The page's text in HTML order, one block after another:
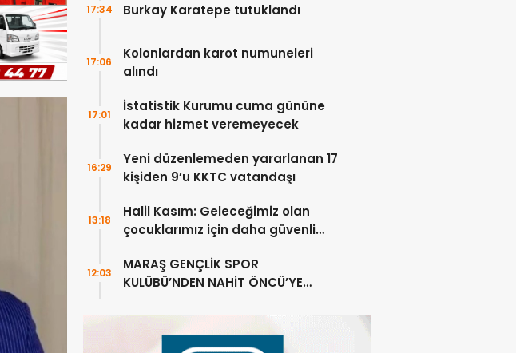
Burkay Karatepe tutuklandı
17:34
Kolonlardan karot numuneleri
alındı
17:06
İstatistik Kurumu cuma gününe
kadar hizmet veremeyecek
17:01
Yeni düzenlemeden yararlanan 17
kişiden 9’u KKTC vatandaşı
16:29
Halil Kasım: Geleceğimiz olan
çocuklarımız için daha güvenli
13:18
MARAŞ GENÇLİK SPOR
KULÜBÜ’NDEN NAHİT ÖNCÜ’YE
12:03